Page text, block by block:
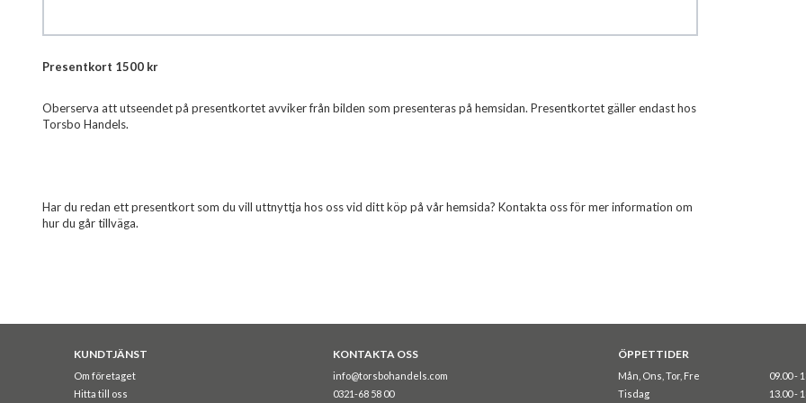
Hoppa
av
bildgalleriet
Presentkort 1500 kr
Oberserva att utseendet på presentkortet avviker från bilden som presenteras på hemsidan. Presentkortet gäller endast hos
Torsbo Handels.
Har du redan ett presentkort som du vill uttnyttja hos oss vid ditt köp på vår hemsida? Kontakta oss för mer information om
hur du går tillväga.
KUNDTJÄNST
Om företaget
Hitta till oss
KONTAKTA OSS
info@torsbohandels.com
0321-68 58 00
ÖPPETTIDER
Mån, Ons, Tor, Fre
09.00 -
Tisdag
13.00 -